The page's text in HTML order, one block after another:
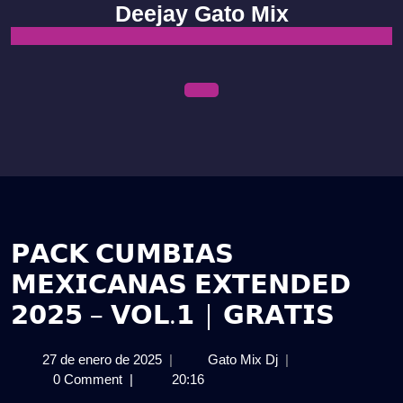
content
Deejay Gato Mix
𝗣𝗔𝗖𝗞 𝗖𝗨𝗠𝗕𝗜𝗔𝗦
𝗠𝗘𝗫𝗜𝗖𝗔𝗡𝗔𝗦 𝗘𝗫𝗧𝗘𝗡𝗗𝗘𝗗
𝟮𝟬𝟮𝟱 – 𝗩𝗢𝗟.𝟭 | 𝗚𝗥𝗔𝗧𝗜𝗦
27 de enero de 202527
de
| Gato Mix Dj𝗣𝗔𝗖𝗞
|
0 Comment | 20:16